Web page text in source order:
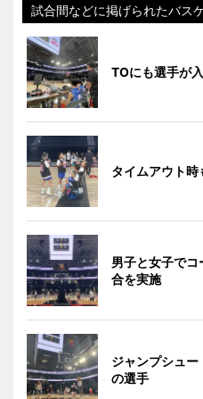
試合間などに掲げられたバス
TOにも選手が
タイムアウト時
男子と女子で
合を実施
ジャンプシュ
の選手